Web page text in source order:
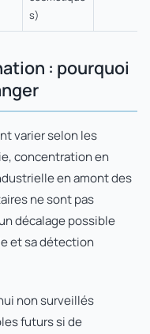
s)
: pourquoi
varier selon les
concentration en
en amont des
ne sont pas
décalage possible
et sa détection
non surveillés
futurs si de